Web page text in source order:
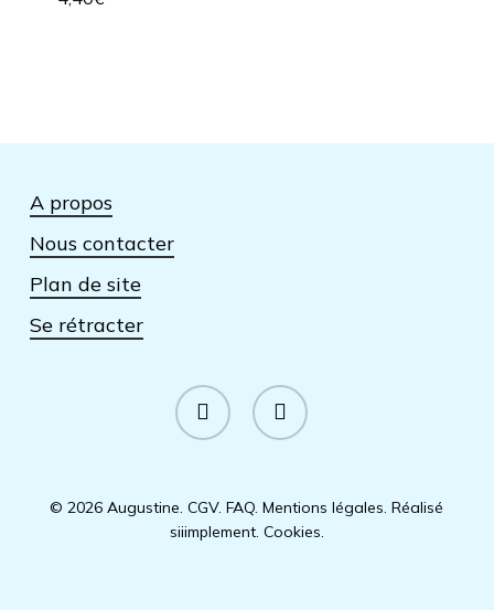
A propos
Nous contacter
Plan de site
Se rétracter
facebook instagram
© 2026 Augustine.CGV.FAQ.Mentions légales.Réalisé
siiimplement. Cookies.